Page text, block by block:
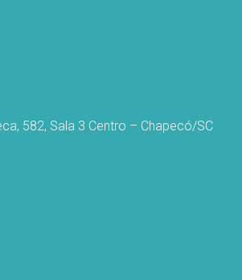
582, Sala 3 Centro – Chapecó/SC